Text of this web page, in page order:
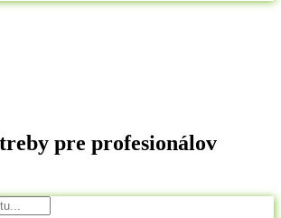
pre profesionálov